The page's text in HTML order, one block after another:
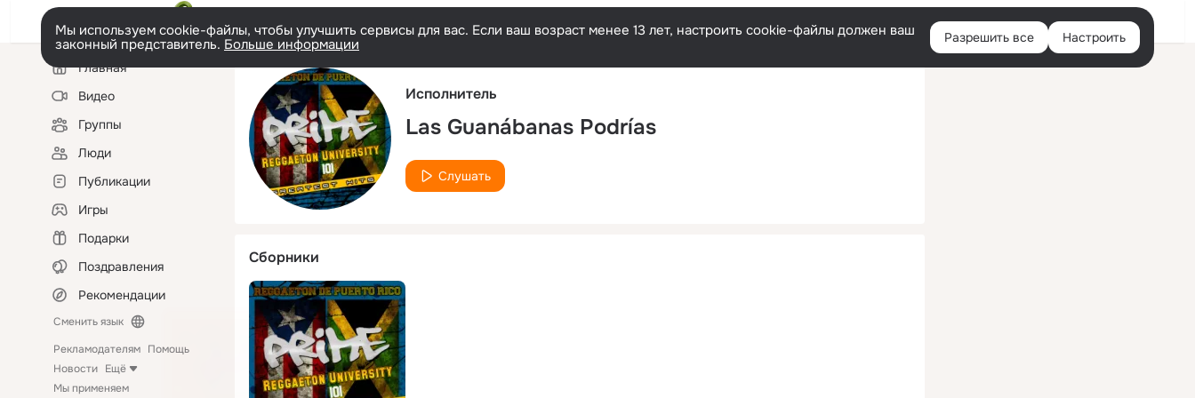
Русский Войти
Мы используем cookie-файлы, чтобы улучшить сервисы для вас. Если ваш возраст менее 13 лет, настроить cookie-файлы должен ваш
законный представитель. Больше информации Разрешить все Настроить
Левая
колонкаГлавная
Видео
Группы
Люди
Публикации
Игры
Подарки
Поздравления
Рекомендации
Сменить язык
Рекламодателям Помощь
Новости Ещё
Мы применяем
Исполнитель
Las Guanábanas Podrías
Слушать
Сборники